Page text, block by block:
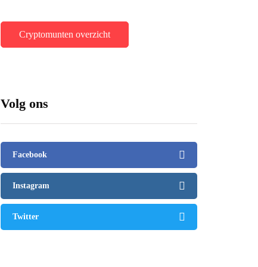
Cryptomunten overzicht
Volg ons
Facebook
Instagram
Twitter